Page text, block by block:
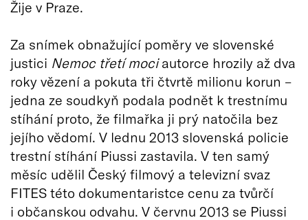
Žije v Praze.
Za snímek obnažující poměry ve slovenské
justici Nemoc třetí mociautorce hrozily až dva
roky vězení a pokuta tři čtvrtě milionu korun –
jedna ze soudkyň podala podnět k trestnímu
stíhání proto, že filmařka ji prý natočila bez
jejího vědomí. V lednu 2013 slovenská policie
trestní stíhání Piussi zastavila. V ten samý
měsíc udělil Český filmový a televizní svaz
FITES této dokumentaristce cenu za tvůrčí
i občanskou odvahu. V červnu 2013 se Piussi